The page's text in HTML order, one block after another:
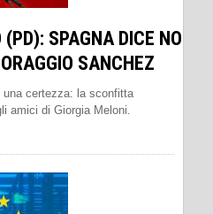
(PD): SPAGNA DICE NO
SANCHEZ
una certezza: la sconfitta
amici di Giorgia Meloni.